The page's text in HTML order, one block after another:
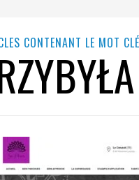
CONTENANT LE MOT